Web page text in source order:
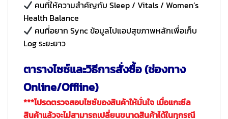
คนที่ให้ความสำคัญกับ Sleep / Vitals / Women’s
Health Balance
คนที่อยาก Sync ข้อมูลไปแอปสุขภาพหลักเพื่อเก็บ
Log ระยะยาว
ตารางไซซ์และวิธีการสั่งซื้อ (ช่องทาง
Online/Offline)
***โปรดตรวจสอบไซซ์ของสินค้าให้มั่นใจ เมื่อแกะซีล
สินค้าแล้วจะไม่สามารถเปลี่ยนขนาดสินค้าได้ในทุกรณี